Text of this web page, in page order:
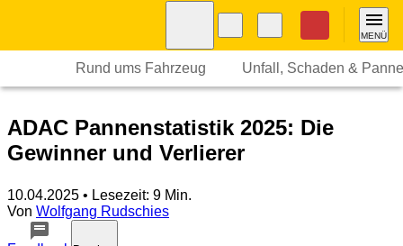
Seiteninhalt Fußzeile
Nothilfe
MENÜ
Rund ums Fahrzeug Unfall, Schaden & Panne
ADAC Pannenstatistik 2025: Die
Gewinner und Verlierer
10.04.2025 • Lesezeit: 9 Min.
Von Wolfgang Rudschies